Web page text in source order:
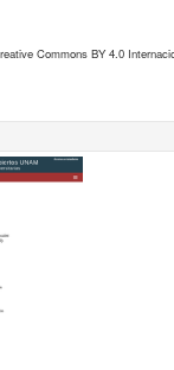
Commons BY 4.0